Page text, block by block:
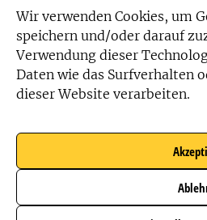
Wir verwenden Cookies, um
speichern und/oder darauf
Verwendung dieser
Daten wie das Surfverhalten
dieser Website verarbeiten.